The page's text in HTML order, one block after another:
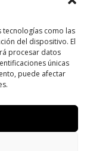
tecnologías como las
del dispositivo. El
procesar datos
únicas
puede afectar